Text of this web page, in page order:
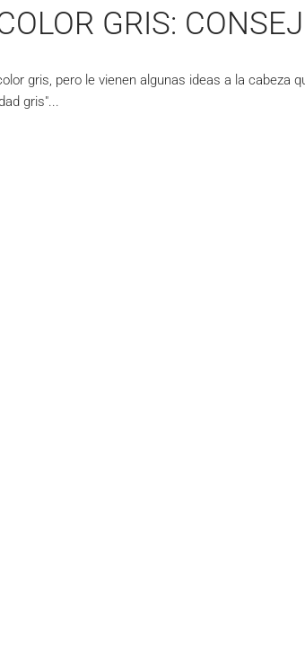
GRIS:
gris, pero le vienen algunas ideas a la cabeza
gris"